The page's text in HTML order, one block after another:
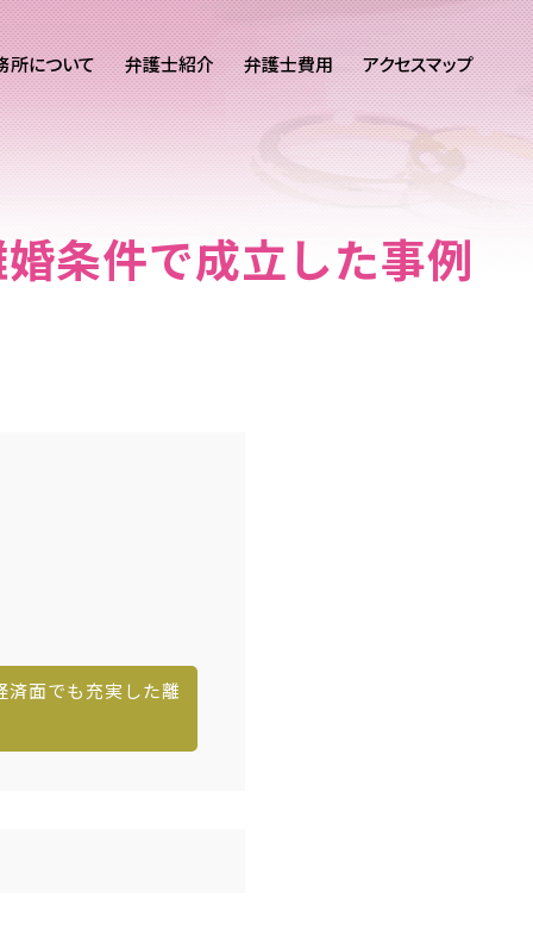
所について 弁護士紹介 弁護士費用 アクセスマップ
条件で成立した事例
済面でも充実した離